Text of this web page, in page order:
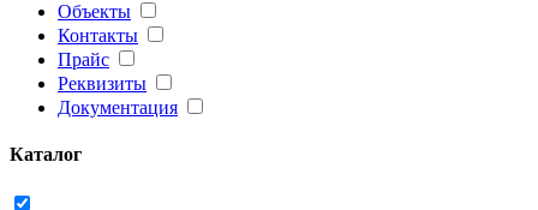
Объекты
Контакты
Прайс
Реквизиты
Документация
Каталог